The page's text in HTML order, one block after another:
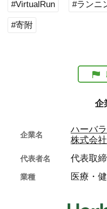
#VirtualRun #ランニ
#寄附
企
企業名
ハーバ
株式会社
代表者名 代表取
業種 医療・